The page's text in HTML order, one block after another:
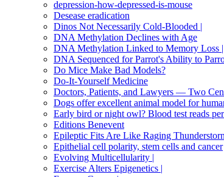
depression-how-depressed-is-mouse
Desease eradication
Dinos Not Necessarily Cold-Blooded |
DNA Methylation Declines with Age
DNA Methylation Linked to Memory Loss |
DNA Sequenced for Parrot's Ability to
Do Mice Make Bad Models?
Do-It-Yourself Medicine
Doctors, Patients, and Lawyers — Two
Dogs offer excellent animal model for
Early bird or night owl? Blood test reads
Editions Benevent
Epileptic Fits Are Like Raging
Epithelial cell polarity, stem cells and cancer
Evolving Multicellularity |
Exercise Alters Epigenetics |